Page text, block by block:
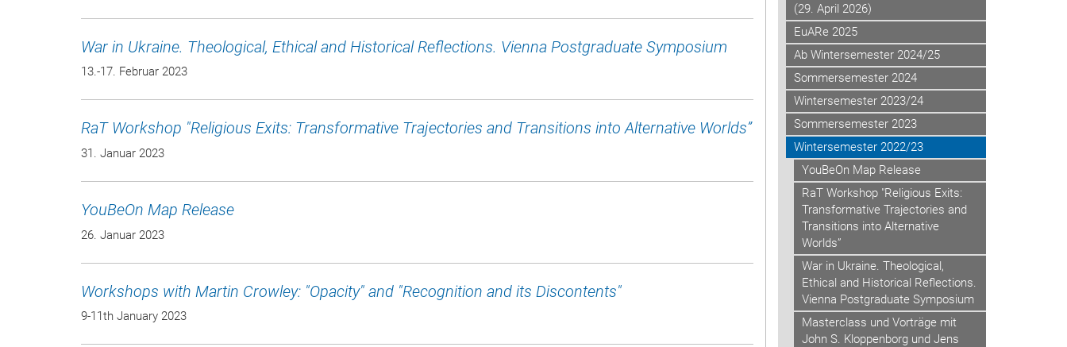
War in Ukraine. Theological, Ethical and Historical Reflections. Vienna Postgraduate Symposium
13.-17. Februar 2023
RaT Workshop "Religious Exits: Transformative Trajectories and Transitions into Alternative Worlds”
31. Januar 2023
YouBeOn Map Release
26. Januar 2023
Workshops with Martin Crowley: "Opacity" and "Recognition and its Discontents"
9-11th January 2023
(29. April 2026)
EuARe 2025
Ab Wintersemester 2024/25
Sommersemester 2024
Wintersemester 2023/24
Sommersemester 2023
Wintersemester 2022/23
YouBeOn Map Release
RaT Workshop "Religious Exits:
Transformative Trajectories and
Transitions into Alternative
Worlds”
War in Ukraine. Theological,
Ethical and Historical Reflections.
Vienna Postgraduate Symposium
Masterclass und Vorträge mit
John S. Kloppenborg und Jens